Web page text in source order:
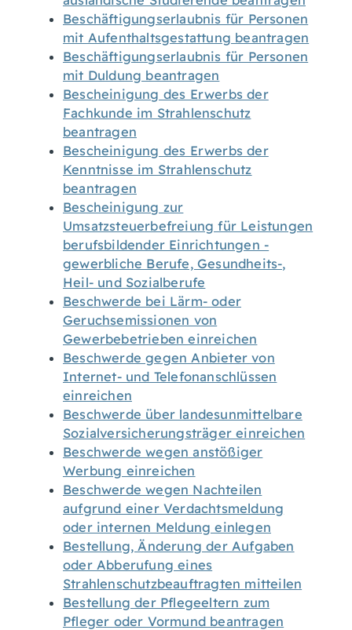
Beschäftigungserlaubnis für Personen
mit Aufenthaltsgestattung beantragen
Beschäftigungserlaubnis für Personen
mit Duldung beantragen
Bescheinigung des Erwerbs der
Fachkunde im Strahlenschutz
beantragen
Bescheinigung des Erwerbs der
Kenntnisse im Strahlenschutz
beantragen
Bescheinigung zur
Umsatzsteuerbefreiung für Leistungen
berufsbildender Einrichtungen -
gewerbliche Berufe, Gesundheits-,
Heil- und Sozialberufe
Beschwerde bei Lärm- oder
Geruchsemissionen von
Gewerbebetrieben einreichen
Beschwerde gegen Anbieter von
Internet- und Telefonanschlüssen
einreichen
Beschwerde über landesunmittelbare
Sozialversicherungsträger einreichen
Beschwerde wegen anstößiger
Werbung einreichen
Beschwerde wegen Nachteilen
aufgrund einer Verdachtsmeldung
oder internen Meldung einlegen
Bestellung, Änderung der Aufgaben
oder Abberufung eines
Strahlenschutzbeauftragten mitteilen
Bestellung der Pflegeeltern zum
Pfleger oder Vormund beantragen